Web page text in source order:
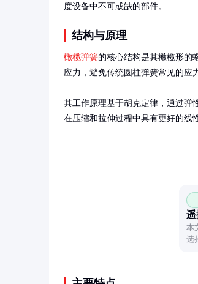
度设备中不可或缺的部件。
结构与原理
橄榄弹簧的核心结构是其橄榄形的
应力，避免传统圆柱弹簧常见的应
其工作原理基于胡克定律，通过弹
在压缩和拉伸过程中具有更好的线
遥
本
选